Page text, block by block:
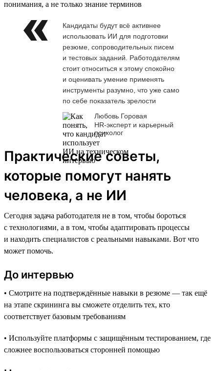
понимания, а не только знание терминов
Кандидаты будут всё активнее
использовать ИИ для подготовки
резюме, сопроводительных писем
и тестовых заданий. Работодателям
стоит относиться к этому спокойно
и оценивать умение применять
инструменты разумно, что уже само
по себе показатель зрелости
Любовь Горовая
HR-эксперт и карьерный
психолог
Практические советы,
которые помогут нанять
человека, а не ИИ
Сегодня задача работодателя не в том, чтобы бороться
с технологиями, а в том, чтобы адаптировать процессы
и находить специалистов с реальными навыками. Вот что
может помочь.
До интервью
• Смотрите на подтверждённые навыки в резюме — так ещё
на этапе скрининга вы сможете отделить тех, кто
соответствует базовым требованиям
• Используйте платформы с защищённым тестированием, где
сложнее воспользоваться сторонней помощью